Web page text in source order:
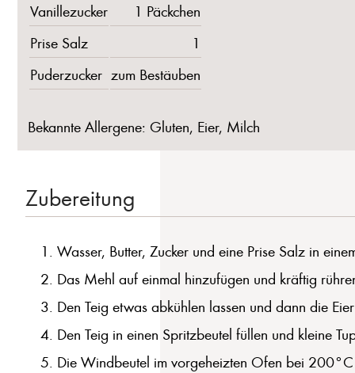
Vanillezucker
1 Päckchen
Prise Salz
1
Puderzucker zum Bestäuben
Bekannte Allergene: Gluten, Eier, Milch
Zubereitung
Wasser, Butter, Zucker und eine Prise Salz in
Das Mehl auf einmal hinzufügen und kräftig
Den Teig etwas abkühlen lassen und dann die
Den Teig in einen Spritzbeutel füllen und kleine
Die Windbeutel im vorgeheizten Ofen bei